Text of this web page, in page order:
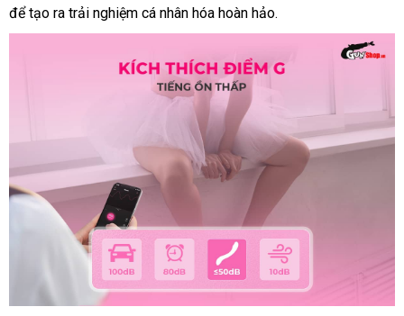
cầu
Bản
để tạo ra trải nghiệm cá nhân hóa hoàn hảo.